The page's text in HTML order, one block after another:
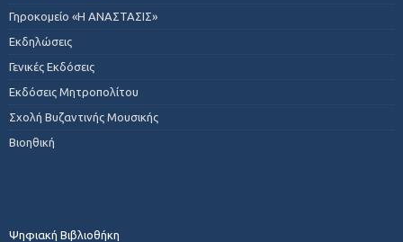
Γηροκομείο «Η ΑΝΑΣΤΑΣΙΣ»
Εκδηλώσεις
Γενικές Εκδόσεις
Εκδόσεις Μητροπολίτου
Σχολή Βυζαντινής Μουσικής
Βιοηθική
Ψηφιακή Βιβλιοθήκη